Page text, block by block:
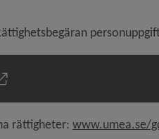
rättigheter: www.umea.se/